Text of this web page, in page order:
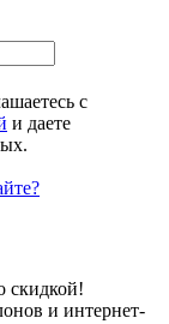
с
и даете
скидкой!
и интернет-